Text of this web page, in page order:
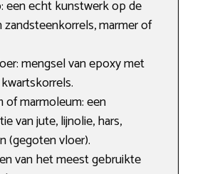
een echt kunstwerk op de
zandsteenkorrels, marmer of
mengsel van epoxy met
of marmoleum: een
van jute, lijnolie, hars,
(gegoten vloer).
van het meest gebruikte